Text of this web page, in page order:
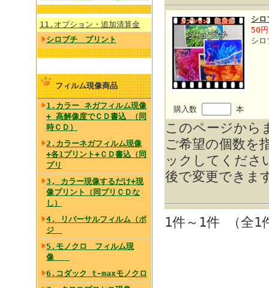
11.オプション・追加清算金
シロブチ プリント
フィルム現像商品
1.カラー ネガフィルム現像
+ 高解像度でＣＤ書込 （同
時ＣＤ）
2.カラーネガフィルム現像
+各1プリント+ＣＤ書込（同
プリ
3, カラー現像するだけ+現
像プリント（同プリＣＤな
し）
4. リバーサルフィルム（ポ
ジ
5.モノクロ フィルム現
像
6.コダック t-maxモノクロ
購入数 本
シ
50円
シ
このページから
ご希望の個数を
ックしてくださ
後で変更できま
1件～1件 （全1